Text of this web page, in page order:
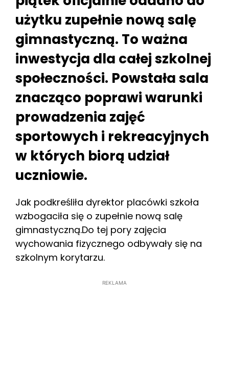
użytku zupełnie nową salę
gimnastyczną. To ważna
inwestycja dla całej szkolnej
społeczności. Powstała sala
znacząco poprawi warunki
prowadzenia zajęć
sportowych i rekreacyjnych
w których biorą udział
uczniowie.
Jak podkreśliła dyrektor placówki szkoła
wzbogaciła się o zupełnie nową salę
gimnastyczną.Do tej pory zajęcia
wychowania fizycznego odbywały się na
szkolnym korytarzu.
REKLAMA